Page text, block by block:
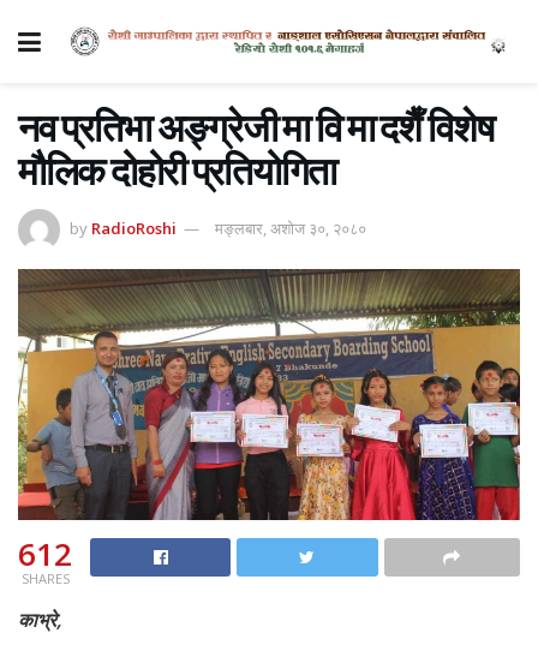
नव प्रतिभा अङ्ग्रेजी मा वि मा दशैँ विशेष
मौलिक दोहोरी प्रतियोगिता
by RadioRoshi मङ्लबार, अशोज ३०, २०८०
612
SHARES
काभ्रे,